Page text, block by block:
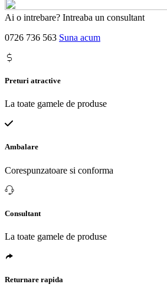
Ai o intrebare? Intreaba un consultant
0726 736 563 Suna acum
Preturi atractive
La toate gamele de produse
Ambalare
Corespunzatoare si conforma
Consultant
La toate gamele de produse
Returnare rapida